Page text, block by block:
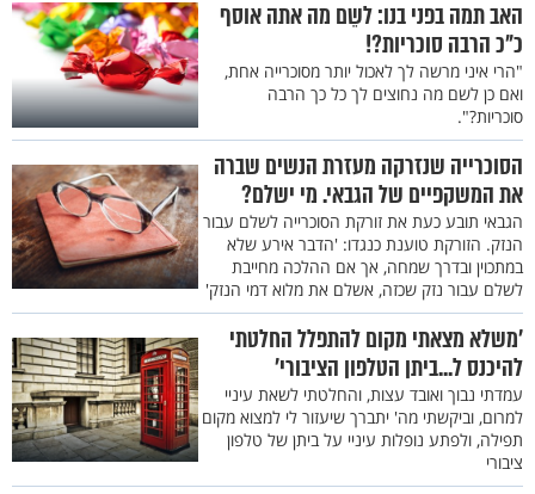
האב תמה בפני בנו: לשֵם מה אתה אוסף
כ"כ הרבה סוכריות?!
"הרי איני מרשה לך לאכול יותר מסוכרייה אחת,
ואם כן לשם מה נחוצים לך כל כך הרבה
סוכריות?".
הסוכרייה שנזרקה מעזרת הנשים שברה
את המשקפיים של הגבאי. מי ישלם?
הגבאי תובע כעת את זורקת הסוכרייה לשלם עבור
הנזק. הזורקת טוענת כנגדו: 'הדבר אירע שלא
במתכוין ובדרך שמחה, אך אם ההלכה מחייבת
לשלם עבור נזק שכזה, אשלם את מלוא דמי הנזק'
’משלא מצאתי מקום להתפלל החלטתי
להיכנס ל...ביתן הטלפון הציבורי’
עמדתי נבוך ואובד עצות, והחלטתי לשאת עיניי
למרום, וביקשתי מה' יתברך שיעזור לי למצוא מקום
תפילה, ולפתע נופלות עיניי על ביתן של טלפון
ציבורי